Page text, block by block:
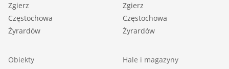
Zgierz
Częstochowa
Żyrardów
Zgierz
Częstochowa
Żyrardów
Obiekty
Hale i magazyny